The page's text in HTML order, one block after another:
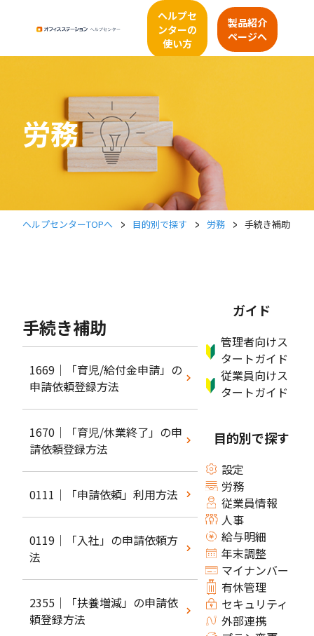
ヘルプセ
ンターの
使い方
製品紹介
ページへ
労務
ヘルプセンターTOPへ > 目的別で探す > 労務 > 手続き補助
手続き補助
1669｜「育児/給付金申請」の
申請依頼登録方法
1670｜「育児/休業終了」の申
請依頼登録方法
0111｜「申請依頼」利用方法
0119｜「入社」の申請依頼方
法
2355｜「扶養増減」の申請依
頼登録方法
ガイド
管理者向けス
タートガイド
従業員向けス
タートガイド
目的別で探す
設定
労務
従業員情報
人事
給与明細
年末調整
マイナンバー
有休管理
セキュリティ
外部連携